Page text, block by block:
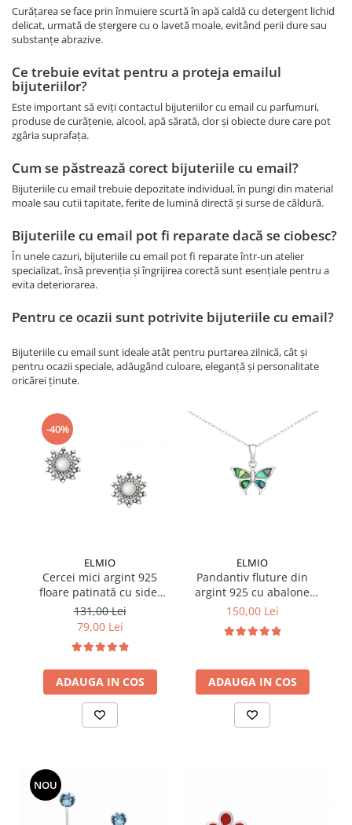
Curățarea se face prin înmuiere scurtă în apă caldă cu detergent lichid
delicat, urmată de ștergere cu o lavetă moale, evitând perii dure sau
substanțe abrazive.
Ce trebuie evitat pentru a proteja emailul
bijuteriilor?
Este important să eviți contactul bijuteriilor cu email cu parfumuri,
produse de curățenie, alcool, apă sărată, clor și obiecte dure care pot
zgâria suprafața.
Cum se păstrează corect bijuteriile cu email?
Bijuteriile cu email trebuie depozitate individual, în pungi din material
moale sau cutii tapitate, ferite de lumină directă și surse de căldură.
Bijuteriile cu email pot fi reparate dacă se ciobesc?
În unele cazuri, bijuteriile cu email pot fi reparate într-un atelier
specializat, însă prevenția și îngrijirea corectă sunt esențiale pentru a
evita deteriorarea.
Pentru ce ocazii sunt potrivite bijuteriile cu email?
Bijuteriile cu email sunt ideale atât pentru purtarea zilnică, cât și
pentru ocazii speciale, adăugând culoare, eleganță și personalitate
oricărei ținute.
-40%
ELMIO
Cercei mici argint 925
floare patinată cu sidef
alb
131,00 Lei
79,00 Lei
ADAUGA IN COS
ELMIO
Pandantiv fluture din
argint 925 cu abalone
verde
150,00 Lei
ADAUGA IN COS
NOU